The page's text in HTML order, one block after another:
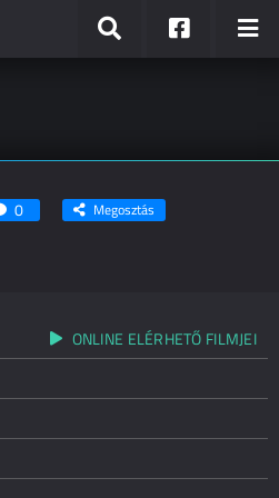
0 Megosztás
ONLINE ELÉRHETŐ FILMJEI